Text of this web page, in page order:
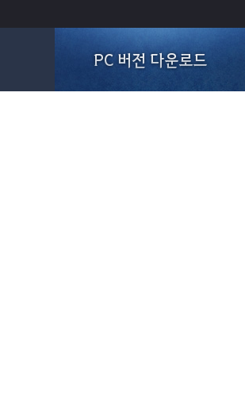
PC 버전 다운로드